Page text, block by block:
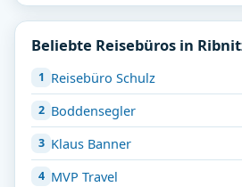
Beliebte Reisebüros in
Reisebüro Schulz
Boddensegler
Klaus Banner
MVP Travel